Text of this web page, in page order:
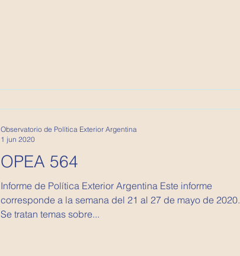
OPEA 564
Informe de Política Exterior Argentina Este informe
corresponde a la semana del 21 al 27 de mayo de 2020.
Se tratan temas sobre...
Observatorio de Política Exterior Argentina
1 jun 2020